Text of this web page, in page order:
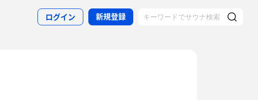
ログイン 新規登録